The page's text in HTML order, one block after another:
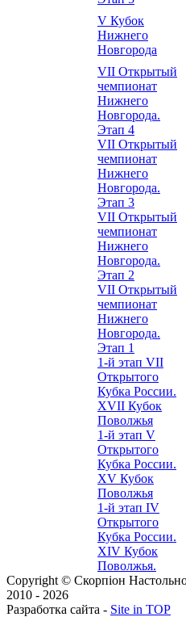
V Кубок
Нижнего
Новгорода
VII Открытый
чемпионат
Нижнего
Новгорода.
Этап 4
VII Открытый
чемпионат
Нижнего
Новгорода.
Этап 3
VII Открытый
чемпионат
Нижнего
Новгорода.
Этап 2
VII Открытый
чемпионат
Нижнего
Новгорода.
Этап 1
1-й этап VII
Открытого
Кубка России.
XVII Кубок
Поволжья
1-й этап V
Открытого
Кубка России.
XV Кубок
Поволжья
1-й этап IV
Открытого
Кубка России.
XIV Кубок
Поволжья.
Copyright © Скорпіон
2010 - 2026
Разработка сайта - Site in TOP